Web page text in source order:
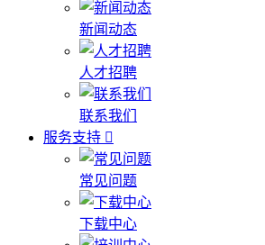
新闻动态
人才招聘
联系我们
服务支持
常见问题
下载中心